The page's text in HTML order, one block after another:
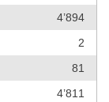
4’894
2
81
4’811